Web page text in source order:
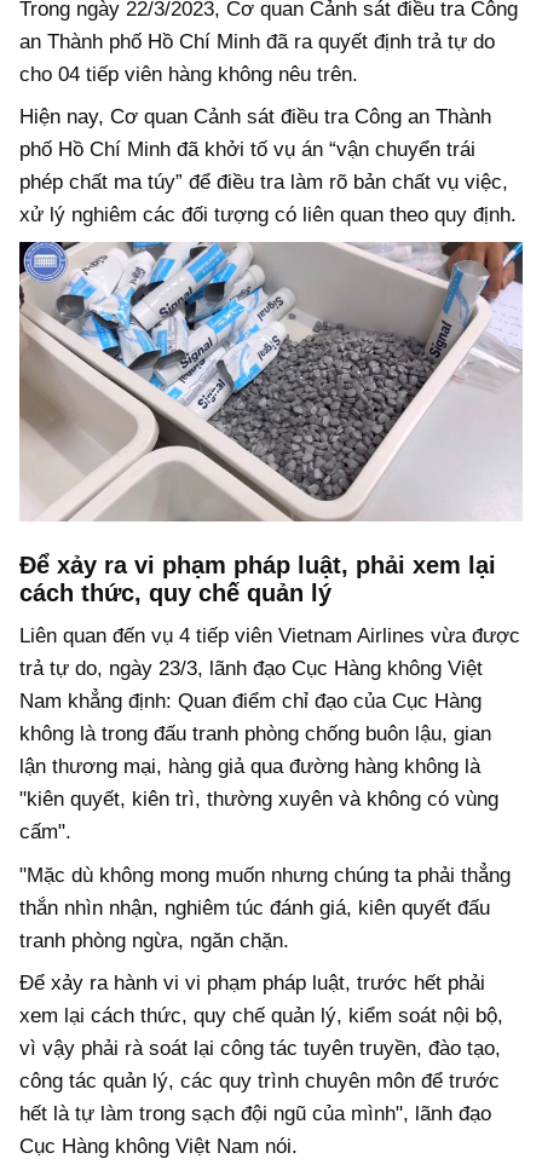
Trong ngày 22/3/2023, Cơ quan Cảnh sát điều tra Công
an Thành phố Hồ Chí Minh đã ra quyết định trả tự do
cho 04 tiếp viên hàng không nêu trên.
Hiện nay, Cơ quan Cảnh sát điều tra Công an Thành
phố Hồ Chí Minh đã khởi tố vụ án “vận chuyển trái
phép chất ma túy” để điều tra làm rõ bản chất vụ việc,
xử lý nghiêm các đối tượng có liên quan theo quy định.
Để xảy ra vi phạm pháp luật, phải xem lại
cách thức, quy chế quản lý
Liên quan đến vụ 4 tiếp viên Vietnam Airlines vừa được
trả tự do, ngày 23/3, lãnh đạo Cục Hàng không Việt
Nam khẳng định: Quan điểm chỉ đạo của Cục Hàng
không là trong đấu tranh phòng chống buôn lậu, gian
lận thương mại, hàng giả qua đường hàng không là
"kiên quyết, kiên trì, thường xuyên và không có vùng
cấm".
"Mặc dù không mong muốn nhưng chúng ta phải thẳng
thắn nhìn nhận, nghiêm túc đánh giá, kiên quyết đấu
tranh phòng ngừa, ngăn chặn.
Để xảy ra hành vi vi phạm pháp luật, trước hết phải
xem lại cách thức, quy chế quản lý, kiểm soát nội bộ,
vì vậy phải rà soát lại công tác tuyên truyền, đào tạo,
công tác quản lý, các quy trình chuyên môn để trước
hết là tự làm trong sạch đội ngũ của mình", lãnh đạo
Cục Hàng không Việt Nam nói.